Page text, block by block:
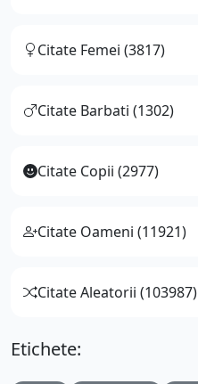
Citate Femei (3817)
Citate Barbati (1302)
Citate Copii (2977)
Citate Oameni (11921)
Citate Aleatorii (103987)
Etichete: